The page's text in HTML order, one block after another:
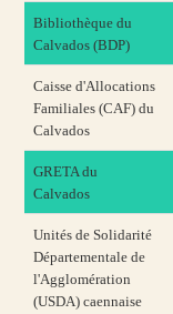
Bibliothèque du
Calvados (BDP)
Caisse d'Allocations
Familiales (CAF) du
Calvados
GRETA du
Calvados
Unités de Solidarité
Départementale de
l'Agglomération
(USDA) caennaise